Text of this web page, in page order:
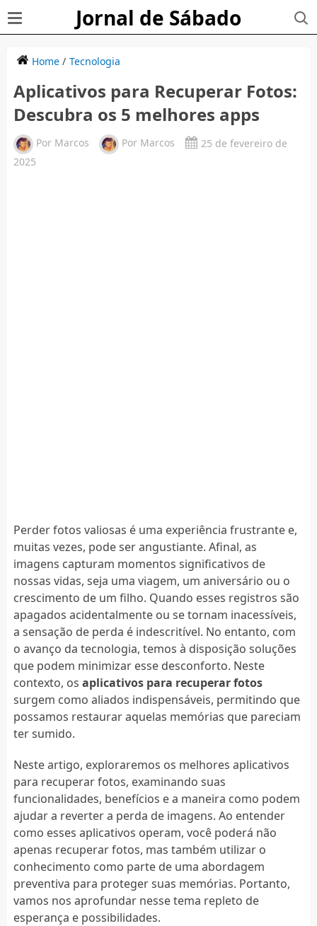
Jornal de Sábado
Home/ Tecnologia
Aplicativos para Recuperar Fotos:
Descubra os 5 melhores apps
Por Marcos Por Marcos
25 de fevereiro de
2025
Perder fotos valiosas é uma experiência frustrante e,
muitas vezes, pode ser angustiante. Afinal, as
imagens capturam momentos significativos de
nossas vidas, seja uma viagem, um aniversário ou o
crescimento de um filho. Quando esses registros são
apagados acidentalmente ou se tornam inacessíveis,
a sensação de perda é indescritível. No entanto, com
o avanço da tecnologia, temos à disposição soluções
que podem minimizar esse desconforto. Neste
contexto, os aplicativos para recuperar fotos
surgem como aliados indispensáveis, permitindo que
possamos restaurar aquelas memórias que pareciam
ter sumido.
Neste artigo, exploraremos os melhores aplicativos
para recuperar fotos, examinando suas
funcionalidades, benefícios e a maneira como podem
ajudar a reverter a perda de imagens. Ao entender
como esses aplicativos operam, você poderá não
apenas recuperar fotos, mas também utilizar o
conhecimento como parte de uma abordagem
preventiva para proteger suas memórias. Portanto,
vamos nos aprofundar nesse tema repleto de
esperança e possibilidades.